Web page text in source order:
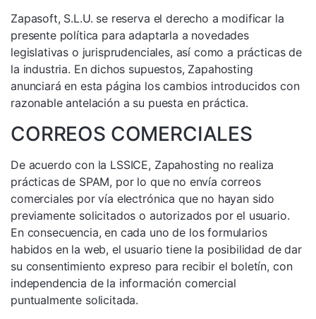
Zapasoft, S.L.U. se reserva el derecho a modificar la
presente política para adaptarla a novedades
legislativas o jurisprudenciales, así como a prácticas de
la industria. En dichos supuestos, Zapahosting
anunciará en esta página los cambios introducidos con
razonable antelación a su puesta en práctica.
CORREOS COMERCIALES
De acuerdo con la LSSICE, Zapahosting no realiza
prácticas de SPAM, por lo que no envía correos
comerciales por vía electrónica que no hayan sido
previamente solicitados o autorizados por el usuario.
En consecuencia, en cada uno de los formularios
habidos en la web, el usuario tiene la posibilidad de dar
su consentimiento expreso para recibir el boletín, con
independencia de la información comercial
puntualmente solicitada.